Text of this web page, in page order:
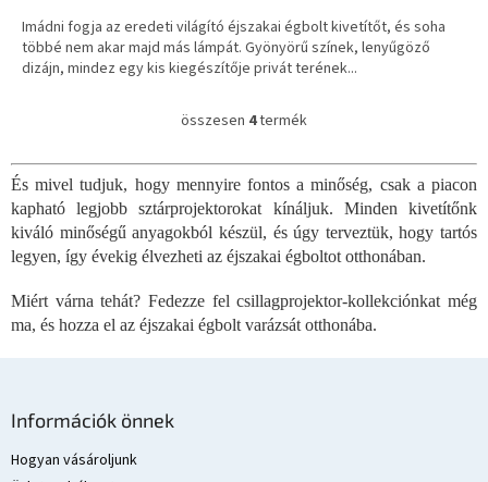
Imádni fogja az eredeti világító éjszakai égbolt kivetítőt, és soha
többé nem akar majd más lámpát. Gyönyörű színek, lenyűgöző
dizájn, mindez egy kis kiegészítője privát terének...
L
s
t
a
i
r
n
összesen 4termék
És mivel tudjuk, hogy mennyire fontos a minőség, csak a piacon
kapható legjobb sztárprojektorokat kínáljuk. Minden kivetítőnk
kiváló minőségű anyagokból készül, és úgy terveztük, hogy tartós
legyen, így évekig élvezheti az éjszakai égboltot otthonában.
Miért várna tehát? Fedezze fel csillagprojektor-kollekciónkat még
ma, és hozza el az éjszakai égbolt varázsát otthonába.
Információk önnek
Hogyan vásároljunk